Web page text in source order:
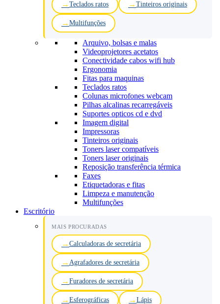
Teclados ratos Tinteiros originais
Multifunções
Arquivo, bolsas e malas
Videoprojetores acetatos
Conectividade cabos wifi hub
Ergonomia
Fitas para maquinas
Teclados ratos
Colunas microfones webcam
Pilhas alcalinas recarregáveis
Suportes opticos cd e dvd
Imagem digital
Impressoras
Tinteiros originais
Toners laser compatíveis
Toners laser originais
Reposição transferência térmica
Faxes
Etiquetadoras e fitas
Limpeza e manutenção
Multifunções
Escritório
MAIS PROCURADAS
Calculadoras de secretária
Agrafadores de secretária
Furadores de secretária
Esferográficas Lápis